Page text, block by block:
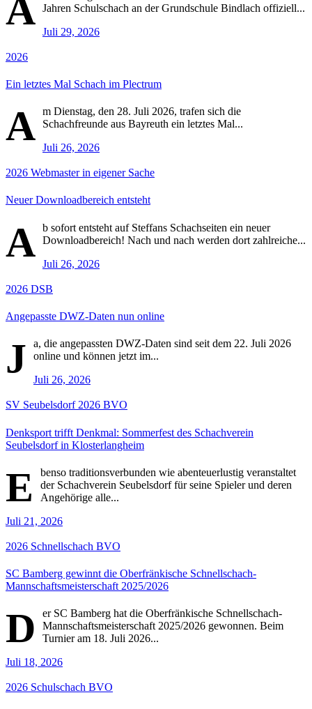
A Jahren Schulschach an der Grundschule Bindlach offiziell...
Juli 29, 2026
2026
Ein letztes Mal Schach im Plectrum
A m Dienstag, den 28. Juli 2026, trafen sich die
Schachfreunde aus Bayreuth ein letztes Mal...
Juli 26, 2026
2026 Webmaster in eigener Sache
Neuer Downloadbereich entsteht
A b sofort entsteht auf Steffans Schachseiten ein neuer
Downloadbereich! Nach und nach werden dort zahlreiche...
Juli 26, 2026
2026 DSB
Angepasste DWZ-Daten nun online
J
a, die angepassten DWZ-Daten sind seit dem 22. Juli 2026
online und können jetzt im...
Juli 26, 2026
SV Seubelsdorf 2026 BVO
Denksport trifft Denkmal: Sommerfest des Schachverein
Seubelsdorf in Klosterlangheim
E
benso traditionsverbunden wie abenteuerlustig veranstaltet
der Schachverein Seubelsdorf für seine Spieler und deren
Angehörige alle...
Juli 21, 2026
2026 Schnellschach BVO
SC Bamberg gewinnt die Oberfränkische Schnellschach-
Mannschaftsmeisterschaft 2025/2026
D
er SC Bamberg hat die Oberfränkische Schnellschach-
Mannschaftsmeisterschaft 2025/2026 gewonnen. Beim
Turnier am 18. Juli 2026...
Juli 18, 2026
2026 Schulschach BVO